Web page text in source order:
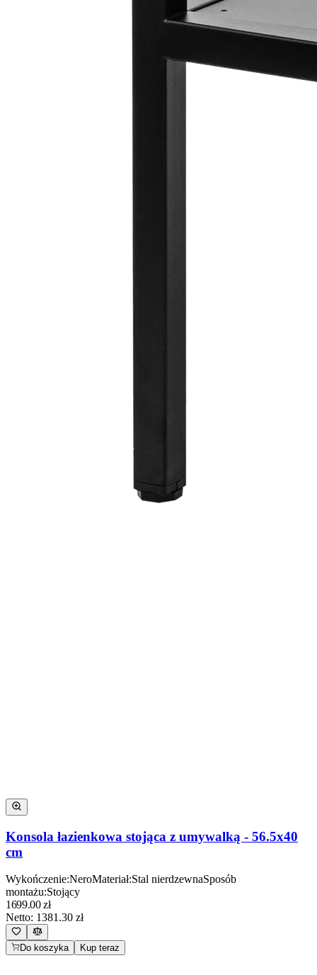
Konsola łazienkowa stojąca z umywalką - 56.5x40
cm
Wykończenie:NeroMateriał:Stal nierdzewnaSposób
montażu:Stojący
1699.00zł
Netto: 1381.30 zł
Do koszyka Kup teraz